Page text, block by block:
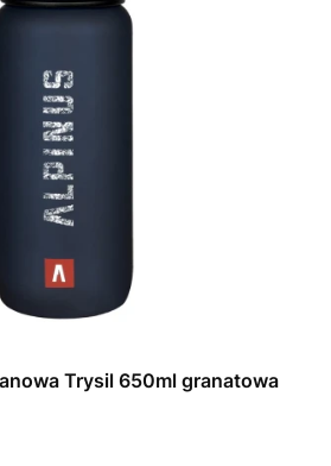
Trysil 650ml granatowa